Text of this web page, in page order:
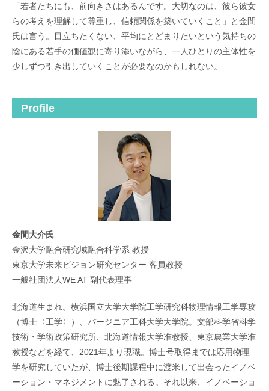
「若者たちにも、前向きさはあるんです。大切なのは、彼ら彼女
らの考えを理解して尊重し、信頼関係を築いていくこと」と金間
氏は言う。目立ちたくない、平均にとどまりたいという気持ちの
陰にある若手の価値観に寄り添いながら、一人ひとりの主体性を
少しずつ引き出していくことが必要なのかもしれない。
Profile
金間大介氏
金沢大学融合研究域融合科学系 教授
東京大学未来ビジョン研究センター 客員教授
一般社団法人WE AT 副代表理事
北海道生まれ。横浜国立大学大学院工学研究科物理情報工学専攻
（博士〈工学〉）、バージニア工科大学大学院。文部科学省科学
技術・学術政策研究所、北海道情報大学准教授、東京農業大学准
教授などを経て、2021年より現職。博士号取得までは応用物理
学を研究していたが、博士後期課程中に渡米して出会ったイノベ
ーション・マネジメントに魅了される。それ以来、イノベーショ